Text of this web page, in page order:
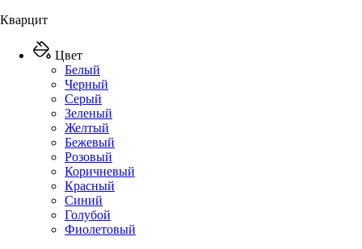
Кварцит
Цвет
Белый
Черный
Серый
Зеленый
Желтый
Бежевый
Розовый
Коричневый
Красный
Синий
Голубой
Фиолетовый